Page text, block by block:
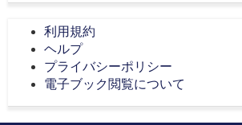
利用規約
ヘルプ
プライバシーポリシー
電子ブック閲覧について